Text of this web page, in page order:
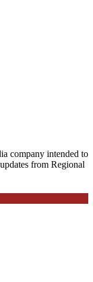
company intended to
from Regional